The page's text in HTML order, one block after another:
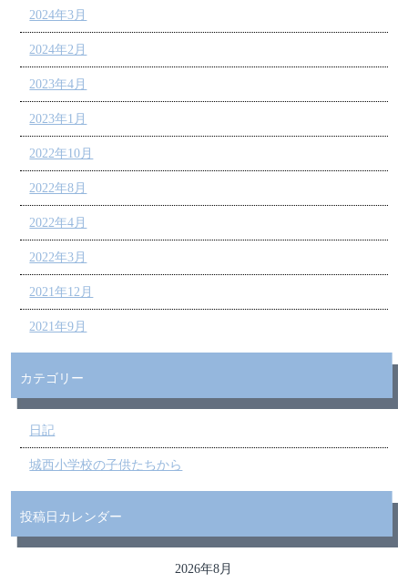
2024年3月
2024年2月
2023年4月
2023年1月
2022年10月
2022年8月
2022年4月
2022年3月
2021年12月
2021年9月
カテゴリー
日記
城西小学校の子供たちから
投稿日カレンダー
2026年8月